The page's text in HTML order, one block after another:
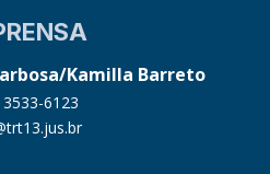
Kamilla Barreto
6123